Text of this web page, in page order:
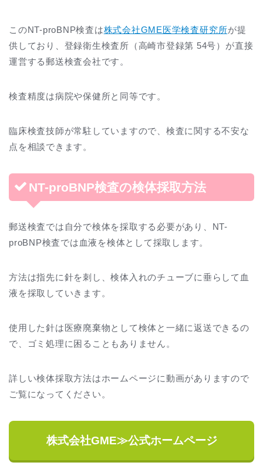
このNT-proBNP検査は株式会社GME医学検査研究所が提
供しており、登録衛生検査所（高崎市登録第 54号）が直接
運営する郵送検査会社です。
検査精度は病院や保健所と同等です。
臨床検査技師が常駐していますので、検査に関する不安な
点を相談できます。
NT-proBNP検査の検体採取方法
郵送検査では自分で検体を採取する必要があり、NT-
proBNP検査では血液を検体として採取します。
方法は指先に針を刺し、検体入れのチューブに垂らして血
液を採取していきます。
使用した針は医療廃棄物として検体と一緒に返送できるの
で、ゴミ処理に困ることもありません。
詳しい検体採取方法はホームページに動画がありますので
ご覧になってください。
株式会社GME≫公式ホームページ